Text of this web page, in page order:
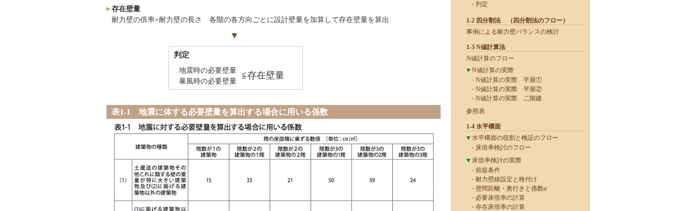
存在壁量
耐力壁の倍率×耐力壁の長さ 各階の各方向ごとに設計壁量を加算して存在壁量を算出
▼
判定
地震時の必要壁量
暴風時の必要壁量
≦存在壁量
表1-1 地震に体する必要壁量を算出する場合に用いる係数
判定
1-2 四分割法 （四分割法のフロー）
事例による耐力壁バランスの検討
1-3 N値計算法
N値計算のフロー
N値計算の実際
N値計算の実際 平屋①
N値計算の実際 平屋②
N値計算の実際 二階建
参照表
1-4 水平構面
水平構面の役割と検証のフロー
床倍率検討のフロー
床倍率検討の実際
前提条件
耐力壁線設定と格付け
壁間距離・奥行きと係数α
必要床倍率の計算
存在床倍率の計算